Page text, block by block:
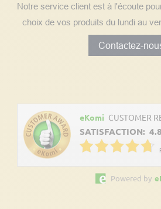
Notre service client est à l'écoute
choix de vos produits du lundi au
Contactez-
eKomi CUSTOMER
SATISFACTION: 4.8
Powered by